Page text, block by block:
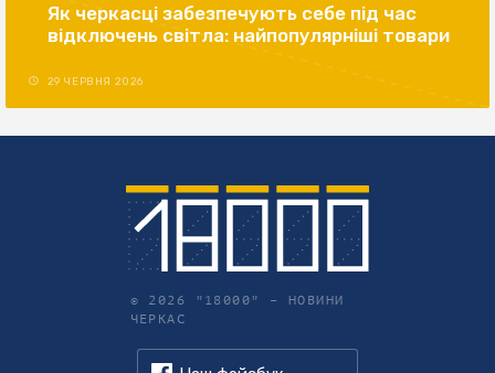
Як черкасці забезпечують себе під час
відключень світла: найпопулярніші товари
29 ЧЕРВНЯ 2026
© 2026 "18000" – НОВИНИ
ЧЕРКАС